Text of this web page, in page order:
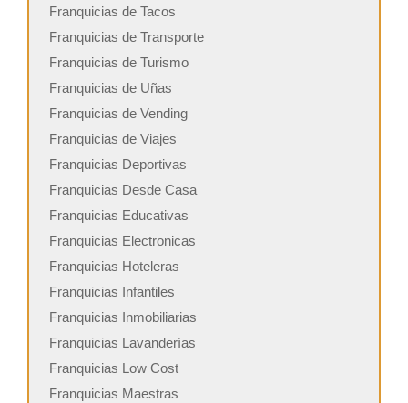
Franquicias de Tacos
Franquicias de Transporte
Franquicias de Turismo
Franquicias de Uñas
Franquicias de Vending
Franquicias de Viajes
Franquicias Deportivas
Franquicias Desde Casa
Franquicias Educativas
Franquicias Electronicas
Franquicias Hoteleras
Franquicias Infantiles
Franquicias Inmobiliarias
Franquicias Lavanderías
Franquicias Low Cost
Franquicias Maestras